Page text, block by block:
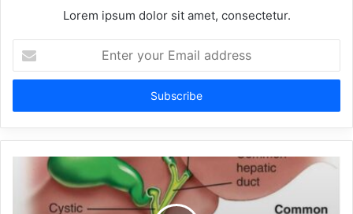
Lorem ipsum dolor sit amet, consectetur.
your
Email